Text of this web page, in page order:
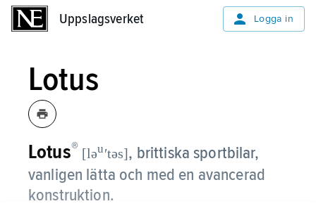
Uppslagsverket Logga in
Lotus
Lotus® [ləuʹtəs], brittiska sportbilar,
vanligen lätta och med en avancerad
konstruktion.